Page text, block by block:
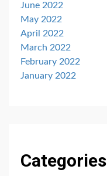
June 2022
May 2022
April 2022
March 2022
February 2022
January 2022
Categories